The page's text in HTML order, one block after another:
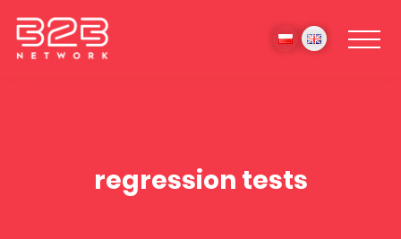
regression tests